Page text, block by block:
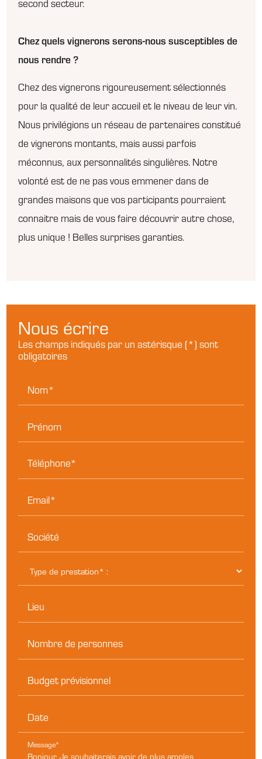
second secteur.
Chez quels vignerons serons-nous susceptibles de
nous rendre ?
Chez des vignerons rigoureusement sélectionnés
pour la qualité de leur accueil et le niveau de leur vin.
Nous privilégions un réseau de partenaires constitué
de vignerons montants, mais aussi parfois
méconnus, aux personnalités singulières. Notre
volonté est de ne pas vous emmener dans de
grandes maisons que vos participants pourraient
connaitre mais de vous faire découvrir autre chose,
plus unique ! Belles surprises garanties.
Nous écrire
Les champs indiqués par un astérisque (*) sont
obligatoires
Nom*
Prénom
Téléphone*
Email*
Société
Lieu
Nombre de personnes
Budget prévisionnel
Date
Message*